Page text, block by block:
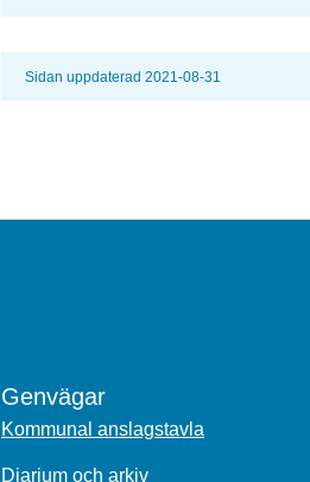
Sidan uppdaterad 2021-08-31
Genvägar
Kommunal anslagstavla
Diarium och arkiv